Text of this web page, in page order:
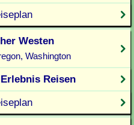
Westen
Washington
Reisen